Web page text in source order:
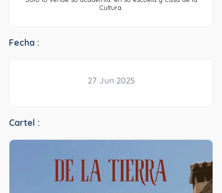
Cultura.
Fecha :
27 Jun 2025
Cartel :